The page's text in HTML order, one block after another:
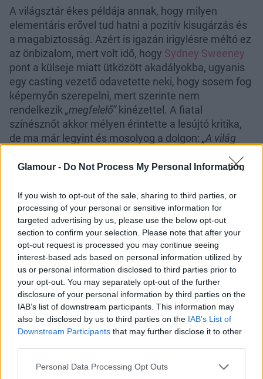
Glamour - Do Not Process My Personal Information
If you wish to opt-out of the sale, sharing to third parties, or
processing of your personal or sensitive information for
targeted advertising by us, please use the below opt-out
section to confirm your selection. Please note that after your
opt-out request is processed you may continue seeing
interest-based ads based on personal information utilized by
us or personal information disclosed to third parties prior to
your opt-out. You may separately opt-out of the further
disclosure of your personal information by third parties on the
IAB’s list of downstream participants. This information may
also be disclosed by us to third parties on the IAB’s List of
Downstream Participants that may further disclose it to other
Please note that this website/app uses one or more Google
Personal Data Processing Opt Outs
A világsztár ékes példája annak, hogy milyen
elementáris erővel tud hatni a pozitív kisugárzás és
a magabiztosság. Azért is igazán irigylésre méltó ez
az önbizalom, mert volt idő, hogy Sydney Sweeney
pont a külseje miatt ütközött akadályokba, ugyanis
egy casting vezető odavetette neki, hogy sosem fog
képernyőn szerepelni, mert szerinte nem
rendelkezik „megfelelő”kinézettel. A fiatal
színésznőt akkor mélyen érintette a lesújtó kritika,
de ma már legyint és mosolyog a dolgon: „A világ
visszaegy, a GQ-nak adott interjúban.
Nem találták megfelelőnek a külsejét,